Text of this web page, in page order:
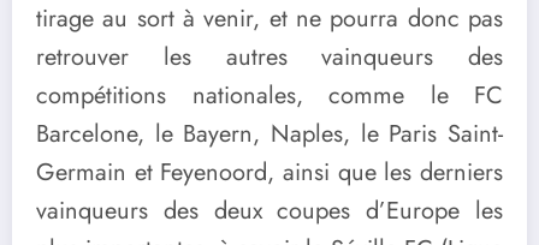
tirage au sort à venir, et ne pourra donc pas
retrouver les autres vainqueurs des
compétitions nationales, comme le FC
Barcelone, le Bayern, Naples, le Paris Saint-
Germain et Feyenoord, ainsi que les derniers
vainqueurs des deux coupes d’Europe les